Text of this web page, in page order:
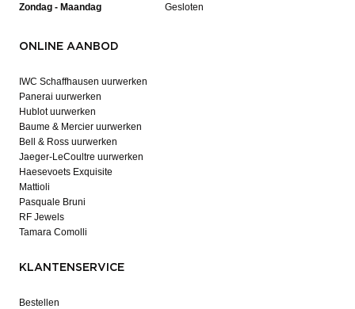
Zondag - Maandag Gesloten
ONLINE AANBOD
IWC Schaffhausen uurwerken
Panerai uurwerken
Hublot uurwerken
Baume & Mercier uurwerken
Bell & Ross uurwerken
Jaeger-LeCoultre uurwerken
Haesevoets Exquisite
Mattioli
Pasquale Bruni
RF Jewels
Tamara Comolli
KLANTENSERVICE
Bestellen